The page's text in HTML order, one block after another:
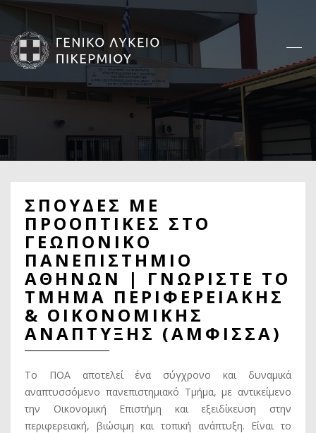
Παράκαμψη
κυρίως
περιεχόμενο
Κεντρική
πλοήγηση
ΣΠΟΥΔΕΣ ΜΕ
ΠΡΟΟΠΤΙΚΕΣ ΣΤΟ
ΓΕΩΠΟΝΙΚΟ
ΠΑΝΕΠΙΣΤΗΜΙΟ
ΑΘΗΝΩΝ | ΓΝΩΡΙΣΤΕ ΤΟ
ΤΜΗΜΑ ΠΕΡΙΦΕΡΕΙΑΚΗΣ
& ΟΙΚΟΝΟΜΙΚΗΣ
ΑΝΑΠΤΥΞΗΣ (ΑΜΦΙΣΣΑ)
Το ΠΟΑ αποτελεί ένα σύγχρονο και δυναμικά
αναπτυσσόμενο πανεπιστημιακό Τμήμα, με αντικείμενο
την Οικονομική Επιστήμη και εξειδίκευση στην
περιφερειακή, βιώσιμη και τοπική ανάπτυξη. Είναι το